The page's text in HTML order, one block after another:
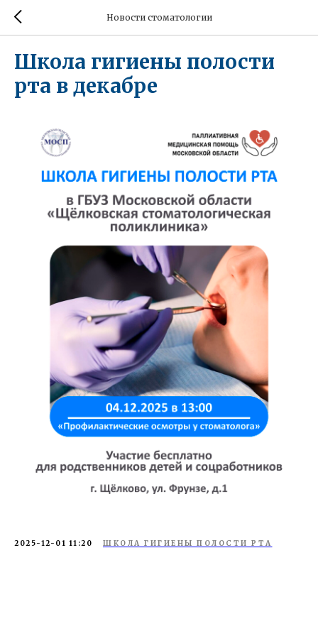
Новости стоматологии
Школа гигиены полости
рта в декабре
2025-12-01 11:20 ШКОЛА ГИГИЕНЫ ПОЛОСТИ РТА